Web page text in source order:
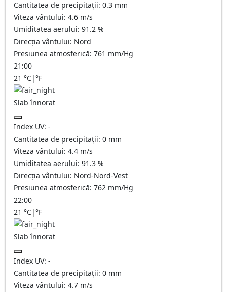
Cantitatea de precipitații: 0.3 mm
Viteza vântului: 4.6 m/s
Umiditatea aerului: 91.2 %
Direcția vântului: Nord
Presiunea atmosferică: 761 mm/Hg
21:00
21 °C|°F
Slab înnorat
Index UV: -
Cantitatea de precipitații: 0 mm
Viteza vântului: 4.4 m/s
Umiditatea aerului: 91.3 %
Direcția vântului: Nord-Nord-Vest
Presiunea atmosferică: 762 mm/Hg
22:00
21 °C|°F
Slab înnorat
Index UV: -
Cantitatea de precipitații: 0 mm
Viteza vântului: 4.7 m/s